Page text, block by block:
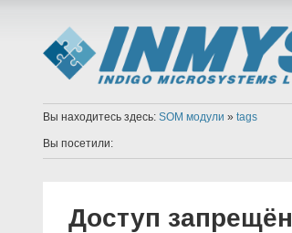
Вы находитесь здесь: SOM модули » tags
Вы посетили:
Доступ запрещён